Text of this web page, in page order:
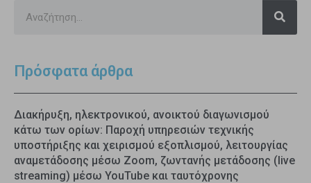
Πρόσφατα άρθρα
Διακήρυξη, ηλεκτρονικού, ανοικτού διαγωνισμού
κάτω των ορίων: Παροχή υπηρεσιών τεχνικής
υποστήριξης και χειρισμού εξοπλισμού, λειτουργίας
αναμετάδοσης μέσω Zoom, ζωντανής μετάδοσης (live
streaming) μέσω YouTube και ταυτόχρονης